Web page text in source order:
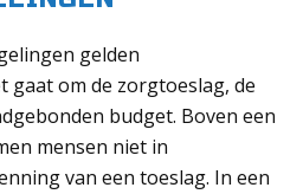
gelden
gaat om de zorgtoeslag, de
budget. Boven een
mensen niet in
van een toeslag. In een